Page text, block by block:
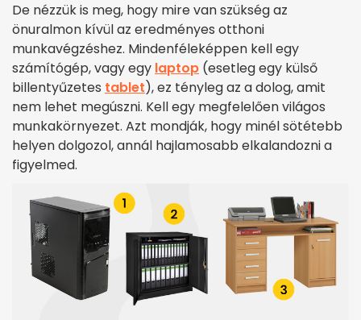
De nézzük is meg, hogy mire van szükség az
önuralmon kívül az eredményes otthoni
munkavégzéshez. Mindenféleképpen kell egy
számítógép, vagy egy laptop (esetleg egy külső
billentyűzetes tablet), ez tényleg az a dolog, amit
nem lehet megúszni. Kell egy megfelelően világos
munkakörnyezet. Azt mondják, hogy minél sötétebb
helyen dolgozol, annál hajlamosabb elkalandozni a
figyelmed.